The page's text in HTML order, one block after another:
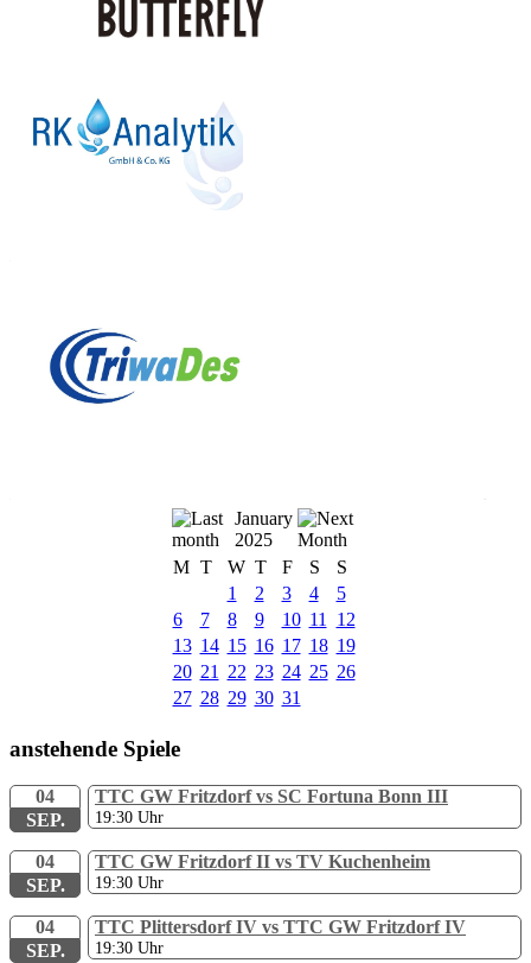
January
2025
M T W T F S
S
1
2 3 4
5
6
7 8 9 10 11
12
13 14 15 16 17 18 19
20 21 22 23 24 25 26
27 28 29 30 31
anstehende Spiele
04
SEP.
TTC GW Fritzdorf vs SC Fortuna Bonn III
19:30 Uhr
04
SEP.
TTC GW Fritzdorf II vs TV Kuchenheim
19:30 Uhr
04
SEP.
TTC Plittersdorf IV vs TTC GW Fritzdorf IV
19:30 Uhr